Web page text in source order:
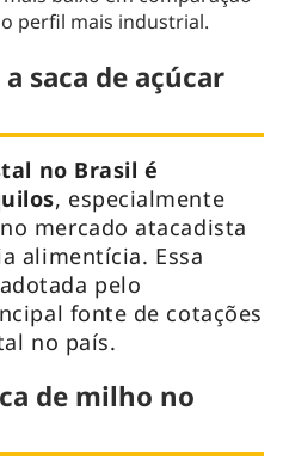
perfil mais industrial.
saca de açúcar
no Brasil é
, especialmente
mercado atacadista
alimentícia. Essa
pelo
fonte de cotações
no país.
de milho no